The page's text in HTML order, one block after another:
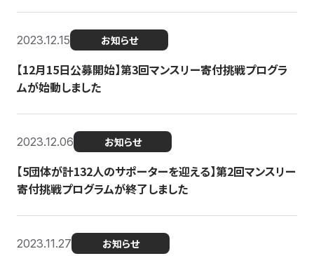
2023.12.15 お知らせ
【12月15日公募開始】第3回マンスリー寄付挑戦プログラ
ムが始動しました
2023.12.06 お知らせ
【5団体が計132人のサポーターを迎える】第2回マンスリー
寄付挑戦プログラムが終了しました
2023.11.27 お知らせ